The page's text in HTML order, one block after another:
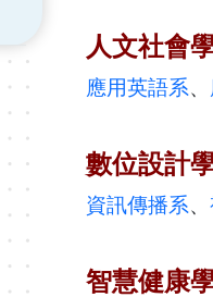
人文社會
應用英語系、
數位設計
資訊傳播系、
智慧健康